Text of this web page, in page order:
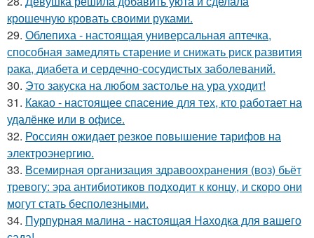
крошечную кровать своими руками.
29. Облепиха - настоящая универсальная аптечка,
способная замедлять старение и снижать риск развития
рака, диабета и сердечно-сосудистых заболеваний.
30. Это закуска на любом застолье на ура уходит!
31. Какао - настоящее спасение для тех, кто работает на
удалёнке или в офисе.
32. Россиян ожидает резкое повышение тарифов на
электроэнергию.
33. Всемирная организация здравоохранения (воз) бьёт
тревогу: эра антибиотиков подходит к концу, и скоро они
могут стать бесполезными.
34. Пурпурная малина - настоящая Находка для вашего